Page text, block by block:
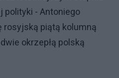
polityki - Antoniego
rosyjską piątą kolumną
okrzepłą polską